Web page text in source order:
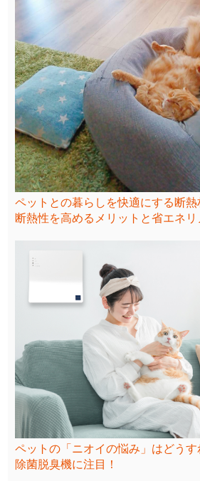
ペットとの暮らしを快適にする断
断熱性を高めるメリットと省エネ
ペットの「ニオイの悩み」はどう
除菌脱臭機に注目！